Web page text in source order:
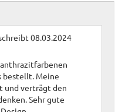
08.03.2024
bestellt. Meine
und verträgt den
Sehr gute